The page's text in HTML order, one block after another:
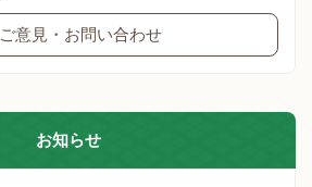
ご意見・お問い合わせ
お知らせ